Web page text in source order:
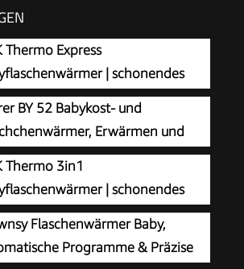
Thermo Express
| schonendes
von flüssiger und
in 90 Sekunden |
| Korb zum einfachen
| EU-Stecker
BY 52 Babykost- und
Erwärmen und
von Babynahrung, 8
digitale
passend für alle
Babyflaschen, 1 Stück
Thermo 3in1
| schonendes
Erwärmen und Warmhalten
breiförmiger Nahrung | Korb
Herausnehmen | EU-Stecker
Flaschenwärmer Baby,
Programme & Präzise